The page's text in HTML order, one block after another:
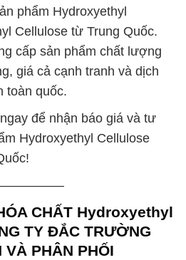
phẩm Hydroxyethyl
Cellulose từ Trung Quốc.
cấp sản phẩm chất lượng
giá cả cạnh tranh và dịch
toàn quốc.
để nhận báo giá và tư
Hydroxyethyl Cellulose
CHẤT Hydroxyethyl
TY ĐẮC TRƯỜNG
PHÂN PHỐI